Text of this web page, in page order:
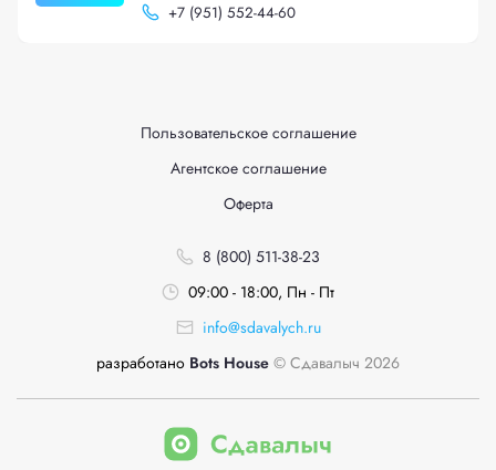
+7 (951) 552-44-60
Пользовательское соглашение
Агентское соглашение
Оферта
8 (800) 511-38-23
09:00 - 18:00, Пн - Пт
info@sdavalych.ru
разработано Bots House © Сдавалыч 2026